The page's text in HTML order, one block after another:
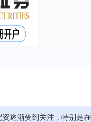
逐渐受到关注，特别是